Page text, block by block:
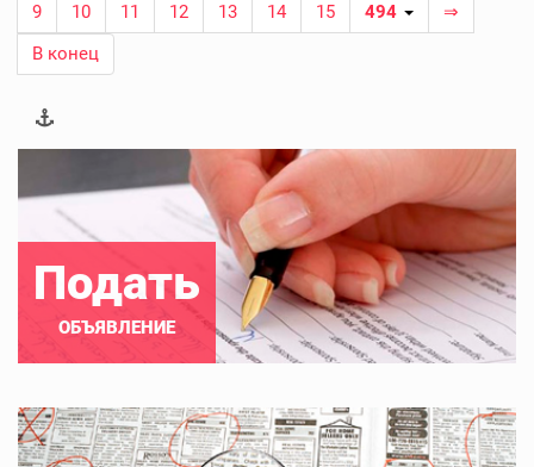
9
10 11 12 13 14 15 494
⇒
В конец
Подать
ОБЪЯВЛЕНИЕ